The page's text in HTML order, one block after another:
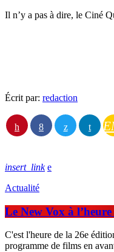
Il n’y a pas à dire, le Ciné
Écrit par: redaction
insert_link
Actualité
Le New Vox à
C'est l'heure de la 26e
programme de films en